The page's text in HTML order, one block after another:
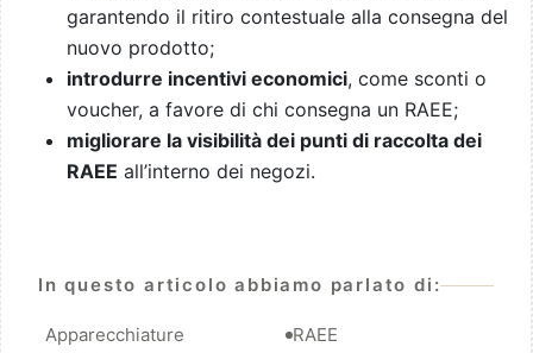
garantendo il ritiro contestuale alla consegna del
nuovo prodotto;
introdurre incentivi economici, come sconti o
voucher, a favore di chi consegna un RAEE;
migliorare la visibilità dei punti di raccolta dei
RAEE all’interno dei negozi.
In questo articolo abbiamo parlato di:
Apparecchiature
RAEE